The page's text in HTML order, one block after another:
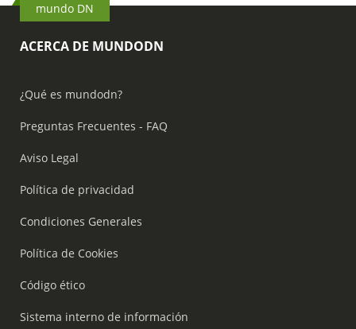
mundo DN
ACERCA DE MUNDODN
¿Qué es mundodn?
Preguntas Frecuentes - FAQ
Aviso Legal
Política de privacidad
Condiciones Generales
Política de Cookies
Código ético
Sistema interno de información